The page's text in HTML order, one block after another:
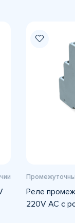
Реле
220V AC с